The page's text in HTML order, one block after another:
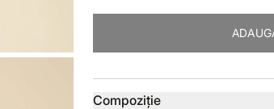
Compoziție